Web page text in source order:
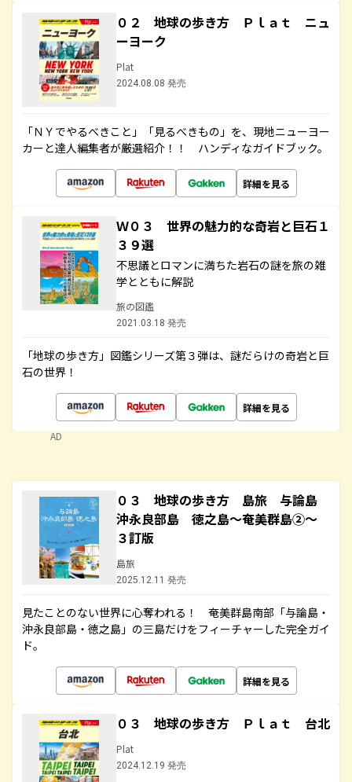
０２ 地球の歩き方 Ｐｌａｔ ニュ
ーヨーク
Plat
2024.08.08 発売
「ＮＹでやるべきこと」「見るべきもの」を、現地ニューヨー
カーと達人編集者が厳選紹介！！ ハンディなガイドブック。
詳細を見る
Ｗ０３ 世界の魅力的な奇岩と巨石１
３９選
不思議とロマンに満ちた岩石の謎を旅の雑
学とともに解説
旅の図鑑
2021.03.18 発売
「地球の歩き方」図鑑シリーズ第３弾は、謎だらけの奇岩と巨
石の世界！
詳細を見る
AD
０３ 地球の歩き方 島旅 与論島
沖永良部島 徳之島～奄美群島②～
３訂版
島旅
2025.12.11 発売
見たことのない世界に心奪われる！ 奄美群島南部「与論島・
沖永良部島・徳之島」の三島だけをフィーチャーした完全ガイ
ド。
詳細を見る
０３ 地球の歩き方 Ｐｌａｔ 台北
Plat
2024.12.19 発売